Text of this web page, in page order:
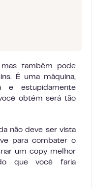
também pode
É uma máquina,
e estupidamente
obtém será tão
não deve ser vista
para combater o
um copy melhor
que você faria